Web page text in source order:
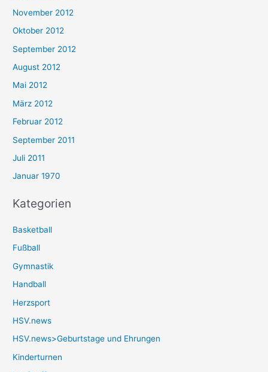
November 2012
Oktober 2012
September 2012
August 2012
Mai 2012
März 2012
Februar 2012
September 2011
Juli 2011
Januar 1970
Kategorien
Basketball
Fußball
Gymnastik
Handball
Herzsport
HSV.news
HSV.news>Geburtstage und Ehrungen
Kinderturnen